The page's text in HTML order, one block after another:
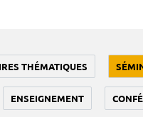
THÉMATIQUES
ENSEIGNEMENT